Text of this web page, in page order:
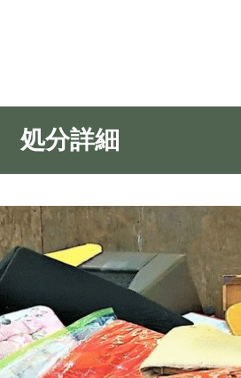
処分詳細